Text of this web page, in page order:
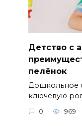
Детство с
пелёнок
Дошкольное
ключевую
0 969